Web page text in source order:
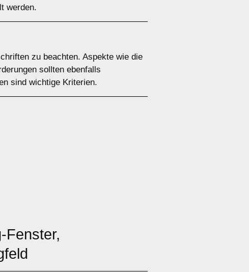
werden.
zu beachten. Aspekte wie die
sollten ebenfalls
sind wichtige Kriterien.
Fenster,